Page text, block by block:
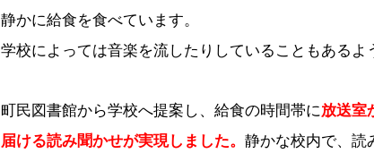
静かに給食を食べています。
学校によっては音楽を流したりしていることもあるよ
町民図書館から学校へ提案し、給食の時間帯に放送室
届ける読み聞かせが実現しました。 静かな校内で、読